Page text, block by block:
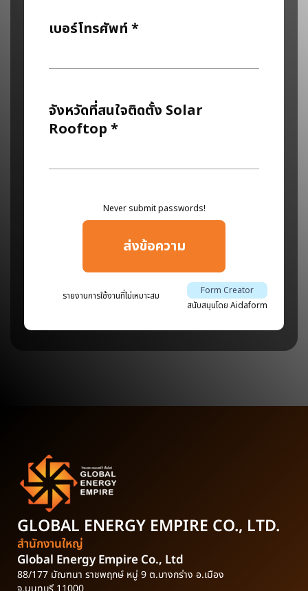
GLOBAL ENERGY EMPIRE CO., LTD.
สำนักงานใหญ่
Global Energy Empire Co., Ltd
88/177 มัณฑนา ราชพฤกษ์ หมู่ 9 ต.บางกร่าง อ.เมือง